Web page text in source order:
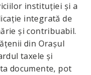
instituției și a
integrată de
și contribuabil.
din Orașul
taxele și
documente, pot